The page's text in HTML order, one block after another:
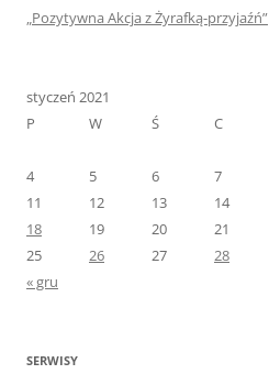
„Pozytywna Akcja z Żyrafką-przyjaźń”
styczeń 2021
P
W Ś C
4
5 6 7
11
12 13 14
18
19 20 21
25
26 27 28
« gru
SERWISY